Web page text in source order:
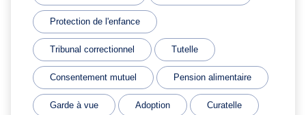
Protection de l'enfance
Tribunal correctionnel Tutelle
Consentement mutuel Pension alimentaire
Garde à vue Adoption Curatelle